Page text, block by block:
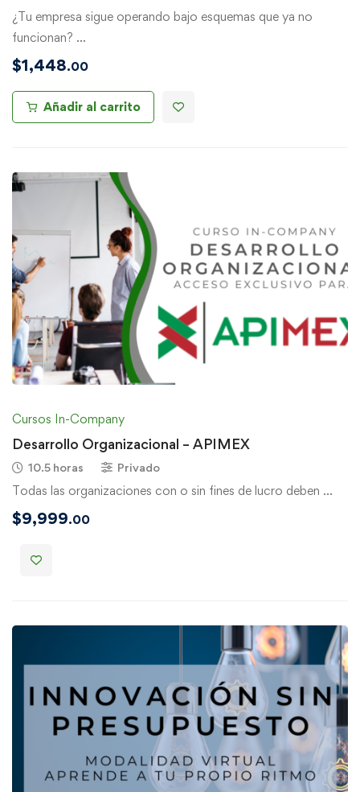
¿Tu empresa sigue operando bajo esquemas que ya no
funcionan? …
$1,448.00
Añadir al carrito
Cursos In-Company
Desarrollo Organizacional – APIMEX
10.5 horas Privado
Todas las organizaciones con o sin fines de lucro deben …
$9,999.00